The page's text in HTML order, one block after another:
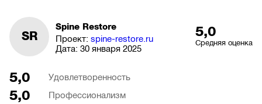
SR
Spine Restore
Проект: spine-restore.ru
Дата: 30 января 2025
5,0
Средняя оценка
5,0 Удовлетворенность
5,0 Профессионализм